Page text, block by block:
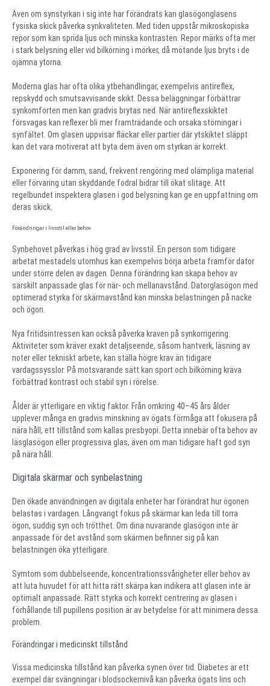
Även om synstyrkan i sig inte har förändrats kan glasögonglasens
fysiska skick påverka synkvaliteten. Med tiden uppstår mikroskopiska
repor som kan sprida ljus och minska kontrasten. Repor märks ofta mer
i stark belysning eller vid bilkörning i mörker, då mötande ljus bryts i de
ojämna ytorna.
Moderna glas har ofta olika ytbehandlingar, exempelvis antireflex,
repskydd och smutsavvisande skikt. Dessa beläggningar förbättrar
synkomforten men kan gradvis brytas ned. När antireflexskiktet
försvagas kan reflexer bli mer framträdande och orsaka störningar i
synfältet. Om glasen uppvisar fläckar eller partier där ytskiktet släppt
kan det vara motiverat att byta dem även om styrkan är korrekt.
Exponering för damm, sand, frekvent rengöring med olämpliga material
eller förvaring utan skyddande fodral bidrar till ökat slitage. Att
regelbundet inspektera glasen i god belysning kan ge en uppfattning om
deras skick.
Förändringar i livsstil eller behov
Synbehovet påverkas i hög grad av livsstil. En person som tidigare
arbetat mestadels utomhus kan exempelvis börja arbeta framför dator
under större delen av dagen. Denna förändring kan skapa behov av
särskilt anpassade glas för när- och mellanavstånd. Datorglasögon med
optimerad styrka för skärmavstånd kan minska belastningen på nacke
och ögon.
Nya fritidsintressen kan också påverka kraven på synkorrigering.
Aktiviteter som kräver exakt detaljseende, såsom hantverk, läsning av
noter eller tekniskt arbete, kan ställa högre krav än tidigare
vardagssysslor. På motsvarande sätt kan sport och bilkörning kräva
förbättrad kontrast och stabil syn i rörelse.
Ålder är ytterligare en viktig faktor. Från omkring 40–45 års ålder
upplever många en gradvis minskning av ögats förmåga att fokusera på
nära håll, ett tillstånd som kallas presbyopi. Detta innebär ofta behov av
läsglasögon eller progressiva glas, även om man tidigare haft god syn
på nära håll.
Digitala skärmar och synbelastning
Den ökade användningen av digitala enheter har förändrat hur ögonen
belastas i vardagen. Långvarigt fokus på skärmar kan leda till torra
ögon, suddig syn och trötthet. Om dina nuvarande glasögon inte är
anpassade för det avstånd som skärmen befinner sig på kan
belastningen öka ytterligare.
Symtom som dubbelseende, koncentrationssvårigheter eller behov av
att luta huvudet för att hitta rätt skärpa kan indikera att glasen inte är
optimalt anpassade. Rätt styrka och korrekt centrering av glasen i
förhållande till pupillens position är av betydelse för att minimera dessa
problem.
Förändringar i medicinskt tillstånd
Vissa medicinska tillstånd kan påverka synen över tid. Diabetes är ett
exempel där svängningar i blodsockernivå kan påverka ögats lins och